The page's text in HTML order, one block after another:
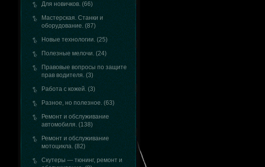
Для новичков. (66)
Мастерская. Станки и
оборудование. (87)
Новые технологии. (25)
Полезные мелочи. (24)
Правовые вопросы по защите
прав водителя. (3)
Работа с кожей. (3)
Разное, но полезное. (63)
Ремонт и обслуживание
автомобиля. (138)
Ремонт и обслуживание
мотоцикла. (82)
Скутеры — тюнинг, ремонт и